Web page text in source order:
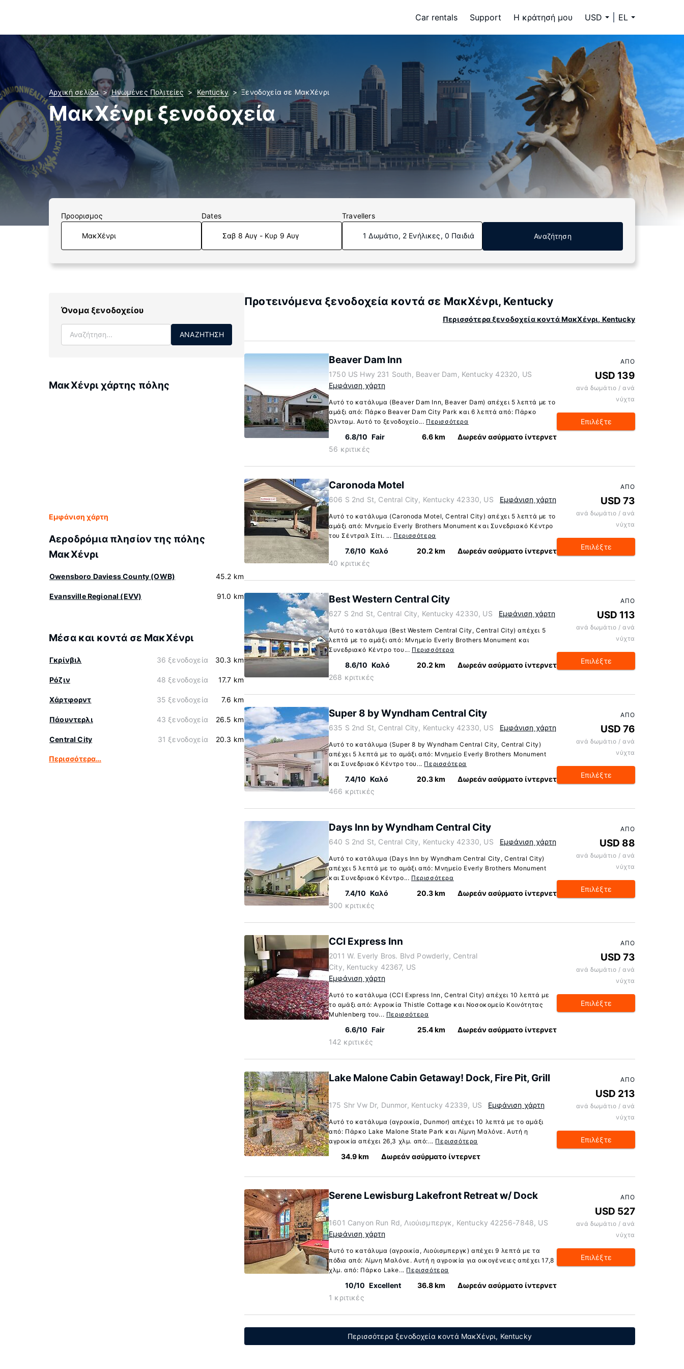
Car rentals Support Η κράτησή μου USD EL
Αρχική σελίδα Ηνωμένες Πολιτείες Kentucky Ξενοδοχεία σε ΜακΧένρι
ΜακΧένρι ξενοδοχεία
Προορισμος Dates
Σαβ 8 Αυγ - Κυρ 9 Αυγ
Travellers
1 Δωμάτιο, 2 Ενήλικες, 0 Παιδιά Αναζήτηση
Όνομα ξενοδοχείου
ΑΝΑΖΉΤΗΣΗ
ΜακΧένρι χάρτης πόλης
Εμφάνιση χάρτη
Αεροδρόμια πλησίον της πόλης
ΜακΧένρι
Owensboro Daviess County (OWB) 45.2 km
Evansville Regional (EVV) 91.0 km
Μέσα και κοντά σε ΜακΧένρι
Γκρίνβιλ 36 ξενοδοχεία 30.3 km
Ρόζιν 48 ξενοδοχεία 17.7 km
Χάρτφορντ 35 ξενοδοχεία 7.6 km
Πάουντερλι 43 ξενοδοχεία 26.5 km
Central City 31 ξενοδοχεία 20.3 km
Περισσότερα…
Προτεινόμενα ξενοδοχεία κοντά σε ΜακΧένρι, Kentucky
Περισσότερα ξενοδοχεία κοντά ΜακΧένρι, Kentucky
Beaver Dam Inn
1750 US Hwy 231 South, Beaver Dam, Kentucky 42320, US
Εμφάνιση χάρτη
Αυτό το κατάλυμα (Beaver Dam Inn, Beaver Dam) απέχει 5 λεπτά με το
αμάξι από: Πάρκο Beaver Dam City Park και 6 λεπτά από: Πάρκο
Όλνταμ. Αυτό το ξενοδοχείο... Περισσότερα
6.8/10 Fair
56 κριτικές
6.6 km Δωρεάν ασύρματο ίντερνετ
ΑΠΌ
USD 139
ανά δωμάτιο / ανά
νύχτα
Επιλέξτε
Caronoda Motel
606 S 2nd St, Central City, Kentucky 42330, US Εμφάνιση χάρτη
Αυτό το κατάλυμα (Caronoda Motel, Central City) απέχει 5 λεπτά με το
αμάξι από: Μνημείο Everly Brothers Monument και Συνεδριακό Κέντρο
του Σέντραλ Σίτι. ... Περισσότερα
7.6/10 Καλό
40 κριτικές
20.2 km Δωρεάν ασύρματο ίντερνετ
ΑΠΌ
USD 73
ανά δωμάτιο / ανά
νύχτα
Επιλέξτε
Best Western Central City
627 S 2nd St, Central City, Kentucky 42330, US Εμφάνιση χάρτη
Αυτό το κατάλυμα (Best Western Central City, Central City) απέχει 5
λεπτά με το αμάξι από: Μνημείο Everly Brothers Monument και
Συνεδριακό Κέντρο του... Περισσότερα
8.6/10 Καλό
268 κριτικές
20.2 km Δωρεάν ασύρματο ίντερνετ
ΑΠΌ
USD 113
ανά δωμάτιο / ανά
νύχτα
Επιλέξτε
Super 8 by Wyndham Central City
635 S 2nd St, Central City, Kentucky 42330, US Εμφάνιση χάρτη
Αυτό το κατάλυμα (Super 8 by Wyndham Central City, Central City)
απέχει 5 λεπτά με το αμάξι από: Μνημείο Everly Brothers Monument
και Συνεδριακό Κέντρο του... Περισσότερα
7.4/10 Καλό
466 κριτικές
20.3 km Δωρεάν ασύρματο ίντερνετ
ΑΠΌ
USD 76
ανά δωμάτιο / ανά
νύχτα
Επιλέξτε
Days Inn by Wyndham Central City
640 S 2nd St, Central City, Kentucky 42330, US Εμφάνιση χάρτη
Αυτό το κατάλυμα (Days Inn by Wyndham Central City, Central City)
απέχει 5 λεπτά με το αμάξι από: Μνημείο Everly Brothers Monument
και Συνεδριακό Κέντρο... Περισσότερα
7.4/10 Καλό
300 κριτικές
20.3 km Δωρεάν ασύρματο ίντερνετ
ΑΠΌ
USD 88
ανά δωμάτιο / ανά
νύχτα
Επιλέξτε
CCI Express Inn
2011 W. Everly Bros. Blvd Powderly, Central
City, Kentucky 42367, US
Εμφάνιση χάρτη
Αυτό το κατάλυμα (CCI Express Inn, Central City) απέχει 10 λεπτά με
το αμάξι από: Αγροικία Thistle Cottage και Νοσοκομείο Κοινότητας
Muhlenberg του... Περισσότερα
6.6/10 Fair
142 κριτικές
25.4 km Δωρεάν ασύρματο ίντερνετ
ΑΠΌ
USD 73
ανά δωμάτιο / ανά
νύχτα
Επιλέξτε
Lake Malone Cabin Getaway! Dock, Fire Pit, Grill
175 Shr Vw Dr, Dunmor, Kentucky 42339, US Εμφάνιση χάρτη
Αυτό το κατάλυμα (αγροικία, Dunmor) απέχει 10 λεπτά με το αμάξι
από: Πάρκο Lake Malone State Park και Λίμνη Μαλόνε. Αυτή η
αγροικία απέχει 26,3 χλμ. από:... Περισσότερα
34.9 km Δωρεάν ασύρματο ίντερνετ
ΑΠΌ
USD 213
ανά δωμάτιο / ανά
νύχτα
Επιλέξτε
Serene Lewisburg Lakefront Retreat w/ Dock
1601 Canyon Run Rd, Λιούισμπεργκ, Kentucky 42256-7848, US
Εμφάνιση χάρτη
Αυτό το κατάλυμα (αγροικία, Λιούισμπεργκ) απέχει 9 λεπτά με τα
πόδια από: Λίμνη Μαλόνε. Αυτή η αγροικία για οικογένειες απέχει 17,8
χλμ. από: Πάρκο Lake... Περισσότερα
10/10 Excellent
1 κριτικές
36.8 km Δωρεάν ασύρματο ίντερνετ
ΑΠΌ
USD 527
ανά δωμάτιο / ανά
νύχτα
Επιλέξτε
Περισσότερα ξενοδοχεία κοντά ΜακΧένρι, Kentucky